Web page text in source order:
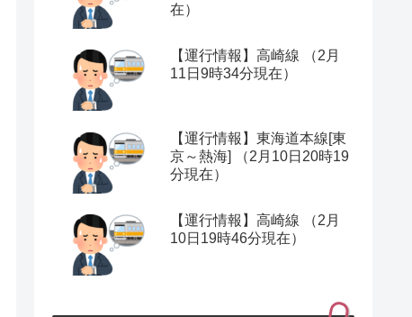
在）
【運行情報】高崎線 （2月
11日9時34分現在）
【運行情報】東海道本線[東
京～熱海] （2月10日20時19
分現在）
【運行情報】高崎線 （2月
10日19時46分現在）